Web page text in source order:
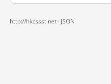
http://hkcssst.net · JSON